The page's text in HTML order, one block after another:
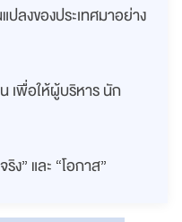
ลงของประเทศมาอย่าง
เพื่อให้ผู้บริหาร นัก
ง” และ “โอกาส”